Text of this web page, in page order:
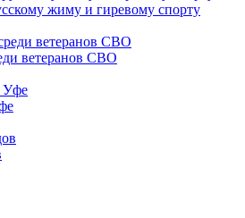
жиму и гиревому спорту
ветеранов СВО